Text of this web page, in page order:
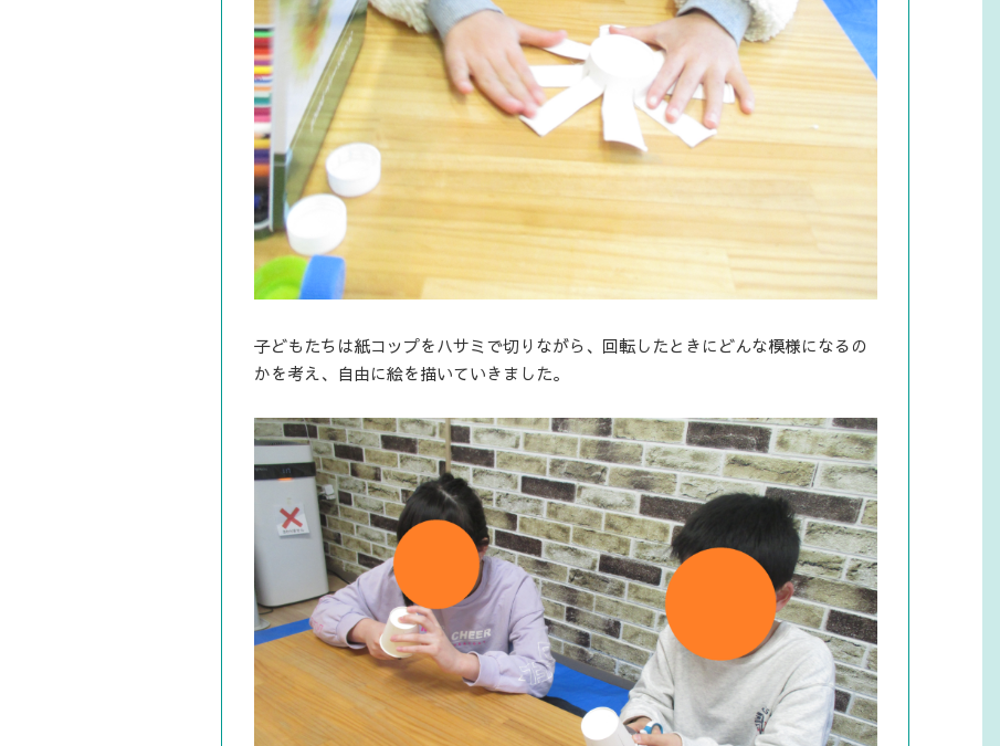
子どもたちは紙コップをハサミで切りながら、回転したときにどんな模様になるの
かを考え、自由に絵を描いていきました。